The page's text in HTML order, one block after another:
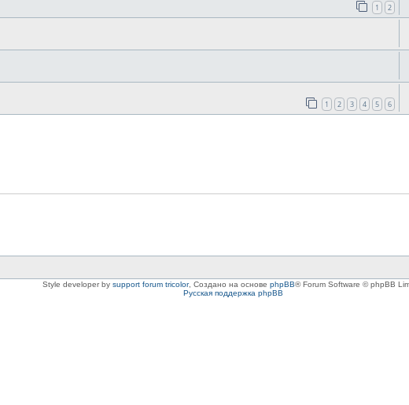
1 2
1 2 3 4 5 6
Style developer by support forum tricolor, Создано на основе phpBB® Forum Software © phpBB
Русская поддержка phpBB